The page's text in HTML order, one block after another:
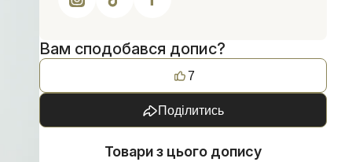
Вам сподобався допис?
7
Поділитись
Товари з цього допису